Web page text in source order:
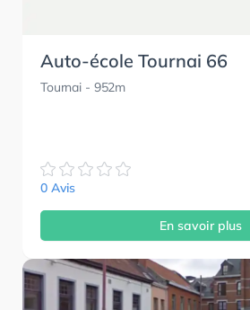
Auto-école Tournai 66
Tournai - 952m
0 Avis
En savoir plus